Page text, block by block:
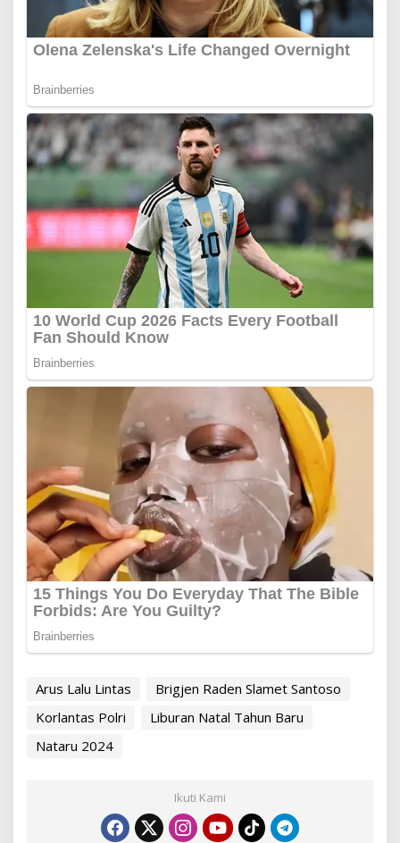
Arus Lalu Lintas
Brigjen Raden Slamet Santoso
Korlantas Polri
Liburan Natal Tahun Baru
Nataru 2024
Ikuti Kami